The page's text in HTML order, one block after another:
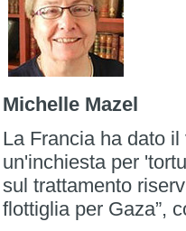
Michelle Mazel
La Francia ha dato
un'inchiesta per
sul trattamento
flottiglia per Gaza”,